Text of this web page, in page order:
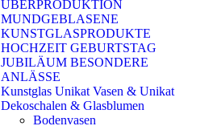
ÜBERPRODUKTION
MUNDGEBLASENE
KUNSTGLASPRODUKTE
HOCHZEIT GEBURTSTAG
JUBILÄUM BESONDERE
ANLÄSSE
Kunstglas Unikat Vasen & Unikat
Dekoschalen & Glasblumen
Bodenvasen